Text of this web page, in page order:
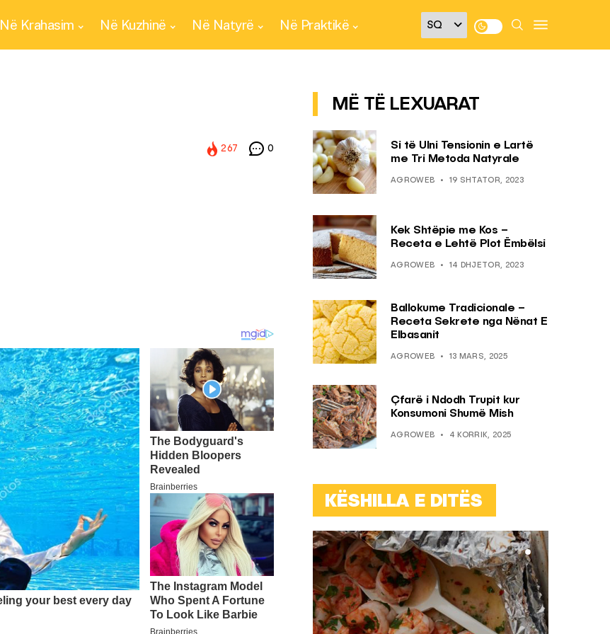
Në Krahasim Në Kuzhinë Në Natyrë Në Praktikë
267 0
MË TË LEXUARAT
Si të Ulni Tensionin e Lartë
me Tri Metoda Natyrale
AGROWEB 19 SHTATOR, 2023
Kek Shtëpie me Kos –
Receta e Lehtë Plot Ëmbëlsi
AGROWEB 14 DHJETOR, 2023
Ballokume Tradicionale –
Receta Sekrete nga Nënat E
Elbasanit
AGROWEB 13 MARS, 2025
Çfarë i Ndodh Trupit kur
Konsumoni Shumë Mish
AGROWEB 4 KORRIK, 2025
KËSHILLA E DITËS